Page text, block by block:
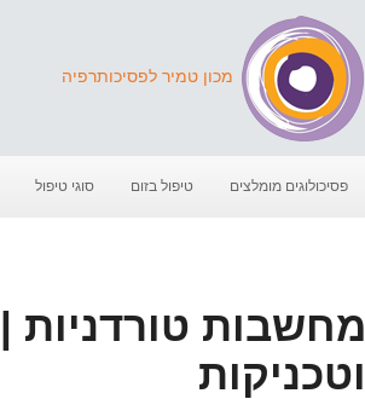
מכון טמיר לפסיכותרפיה
פסיכולוגים מומלצים טיפול בזום סוגי טיפול
מחשבות טורדניות |
וטכניקות